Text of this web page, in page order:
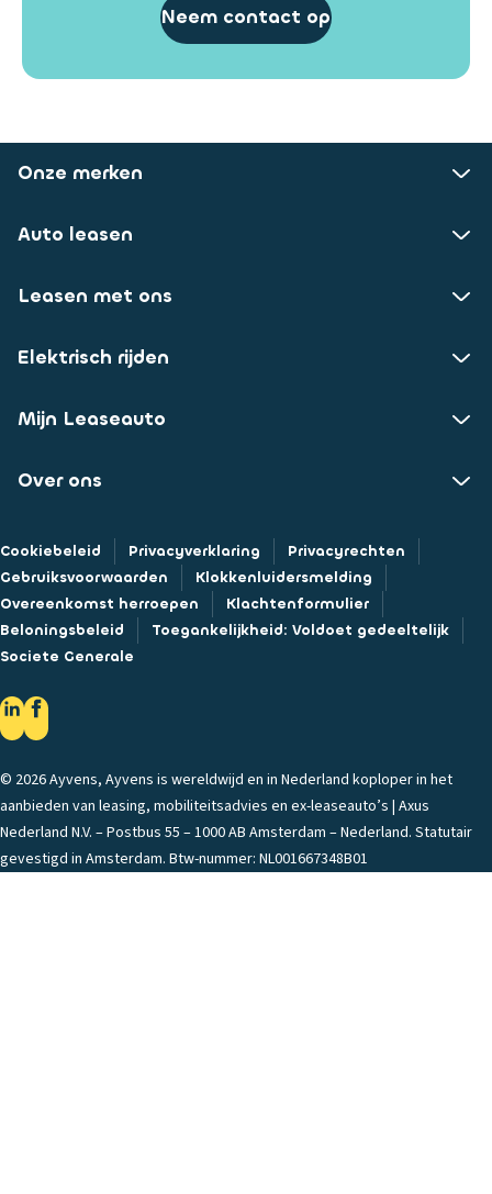
Neem contact op
Onze merken
Auto leasen
Leasen met ons
Elektrisch rijden
Mijn Leaseauto
Over ons
Cookiebeleid Privacyverklaring
Privacyrechten
Gebruiksvoorwaarden
Klokkenluidersmelding
Overeenkomst herroepen
Klachtenformulier
Beloningsbeleid
Toegankelijkheid: Voldoet gedeeltelijk
Societe Generale
© 2026 Ayvens, Ayvens is wereldwijd en in Nederland koploper in het
aanbieden van leasing, mobiliteitsadvies en ex-leaseauto’s | Axus
Nederland N.V. – Postbus 55 – 1000 AB Amsterdam – Nederland. Statutair
gevestigd in Amsterdam. Btw-nummer: NL001667348B01